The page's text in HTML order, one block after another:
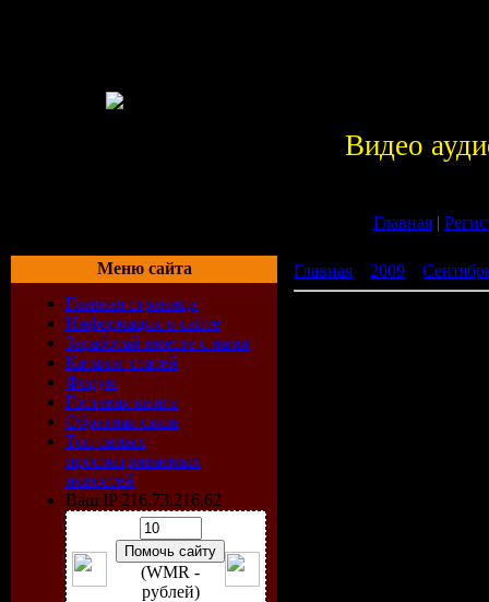
Видео
Главная|
Меню сайта
Главная страница
Информация о сайте
Заработай вместе с нами
Каталог статей
Форум
Гостевая книга
Обратная связь
Топ самых
просматриваемых
новостей
Ваш IP 216.73.216.62
(WMR -
рублей)
Главная 2009